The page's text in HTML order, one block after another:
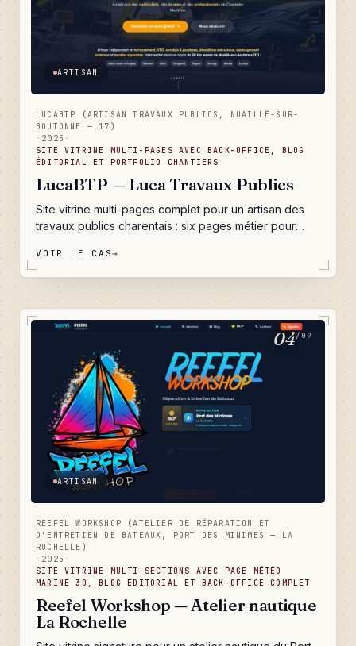
ARTISAN
LUCABTP (ARTISAN TRAVAUX PUBLICS, NUAILLÉ-SUR-
BOUTONNE — 17)
· 2025 ·
SITE VITRINE MULTI-PAGES AVEC BACK-OFFICE, BLOG
ÉDITORIAL ET PORTFOLIO CHANTIERS
LucaBTP — Luca Travaux Publics
Site vitrine multi-pages complet pour un artisan des
travaux publics charentais : six pages métier pour
portfolio de chantiers qui se met à jour tout seul, un
blog conseils qui capitalise l'expertise terrain, un
et un back-office qui rend l'entreprise totalement
autonome au quotidien.
VOIR LE CAS→
04/09
ARTISAN
REEFEL WORKSHOP (ATELIER DE RÉPARATION ET
D'ENTRETIEN DE BATEAUX, PORT DES MINIMES — LA
ROCHELLE)
· 2025 ·
SITE VITRINE MULTI-SECTIONS AVEC PAGE MÉTÉO
MARINE 3D, BLOG ÉDITORIAL ET BACK-OFFICE COMPLET
Reefel Workshop — Atelier nautique
La Rochelle